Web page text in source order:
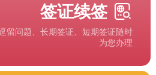
签证续签
留问题、长期签证、短期签证随时
为您办理